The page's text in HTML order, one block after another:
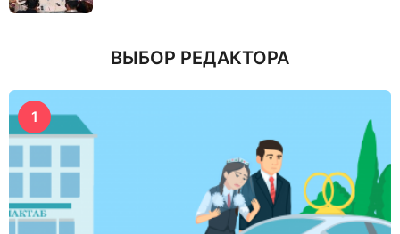
ВЫБОР РЕДАКТОРА
1